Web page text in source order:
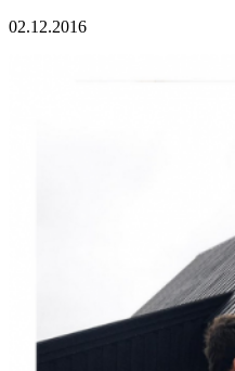
02.12.2016